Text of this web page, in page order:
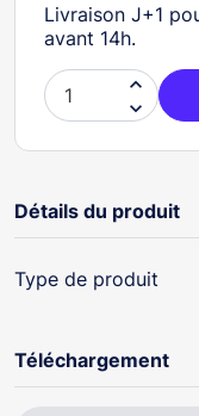
Livraison J+1
avant 14h.


Détails du produit
Type de produit
Téléchargement